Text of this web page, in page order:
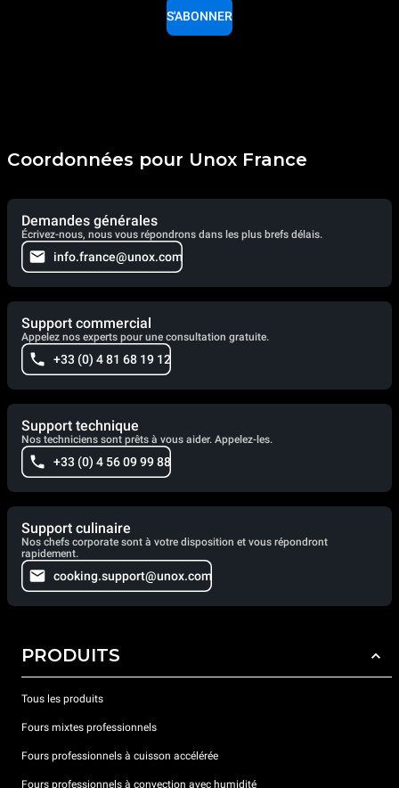
S'ABONNER
Coordonnées pour Unox France
Demandes générales
Écrivez-nous, nous vous répondrons dans les plus brefs délais.
info.france@unox.com
Support commercial
Appelez nos experts pour une consultation gratuite.
+33 (0) 4 81 68 19 12
Support technique
Nos techniciens sont prêts à vous aider. Appelez-les.
+33 (0) 4 56 09 99 88
Support culinaire
Nos chefs corporate sont à votre disposition et vous répondront
rapidement.
cooking.support@unox.com
PRODUITS
Tous les produits
Fours mixtes professionnels
Fours professionnels à cuisson accélérée
Fours professionnels à convection avec humidité